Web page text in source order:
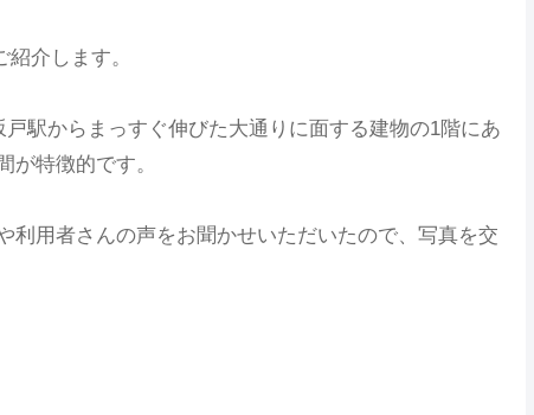
紹介します。
駅からまっすぐ伸びた大通りに面する建物の1階にあ
が特徴的です。
用者さんの声をお聞かせいただいたので、写真を交